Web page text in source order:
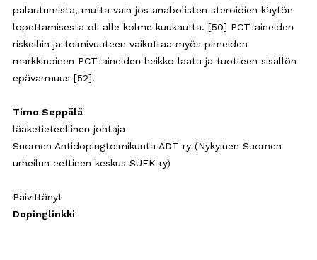
palautumista, mutta vain jos anabolisten steroidien käytön
lopettamisesta oli alle kolme kuukautta. [50] PCT-aineiden
riskeihin ja toimivuuteen vaikuttaa myös pimeiden
markkinoinen PCT-aineiden heikko laatu ja tuotteen sisällön
epävarmuus [52].
Timo Seppälä
lääketieteellinen johtaja
Suomen Antidopingtoimikunta ADT ry (Nykyinen Suomen
urheilun eettinen keskus SUEK ry)
Päivittänyt
Dopinglinkki